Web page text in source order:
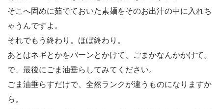
そこへ固めに茹でておいた素麺をそのお出汁の中に入れち
ゃうんですよ。
それでもう終わり。ほぼ終わり。
あとはネギとかをバーンとかけて、ごまかなんかかけて。
で、最後にごま油垂らしてみてください。
ごま油垂らすだけで、全然ランクが違うものになりますか
ら。